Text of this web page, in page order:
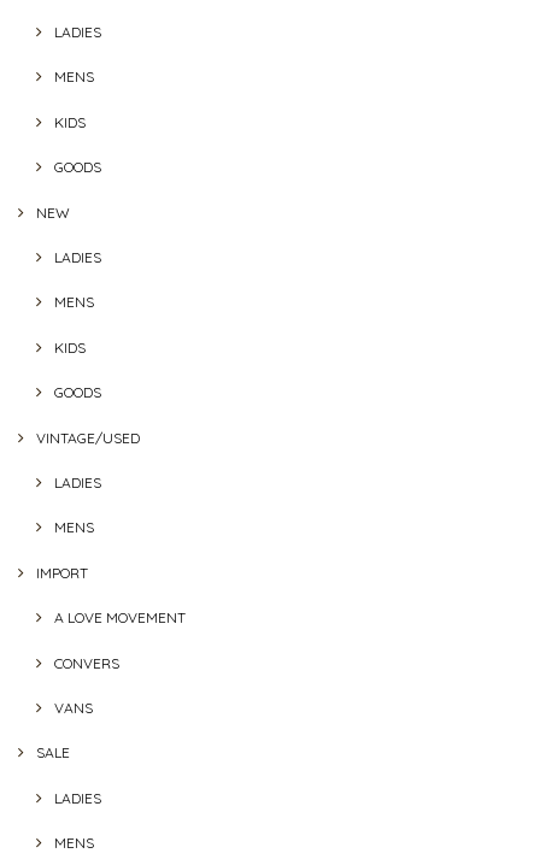
LADIES
MENS
KIDS
GOODS
NEW
LADIES
MENS
KIDS
GOODS
VINTAGE/USED
LADIES
MENS
IMPORT
A LOVE MOVEMENT
CONVERS
VANS
SALE
LADIES
MENS